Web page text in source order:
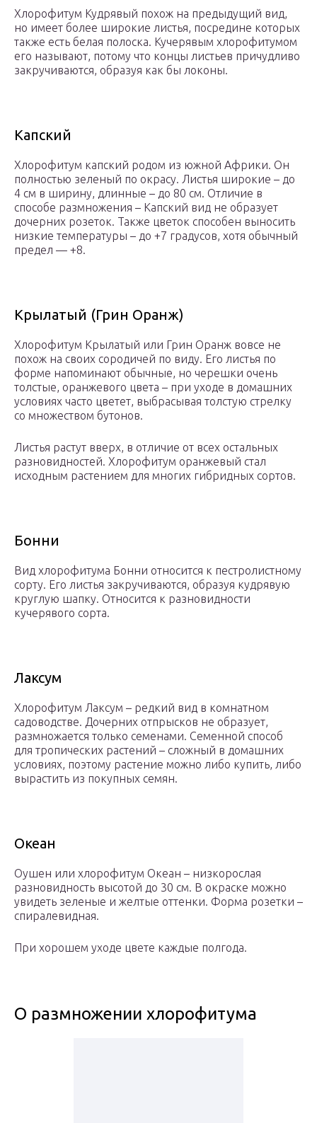
Хлорофитум Кудрявый похож на предыдущий вид,
но имеет более широкие листья, посредине которых
также есть белая полоска. Кучерявым хлорофитумом
его называют, потому что концы листьев причудливо
закручиваются, образуя как бы локоны.
Капский
Хлорофитум капский родом из южной Африки. Он
полностью зеленый по окрасу. Листья широкие – до
4 см в ширину, длинные – до 80 см. Отличие в
способе размножения – Капский вид не образует
дочерних розеток. Также цветок способен выносить
низкие температуры – до +7 градусов, хотя обычный
предел — +8.
Крылатый (Грин Оранж)
Хлорофитум Крылатый или Грин Оранж вовсе не
похож на своих сородичей по виду. Его листья по
форме напоминают обычные, но черешки очень
толстые, оранжевого цвета – при уходе в домашних
условиях часто цветет, выбрасывая толстую стрелку
со множеством бутонов.
Листья растут вверх, в отличие от всех остальных
разновидностей. Хлорофитум оранжевый стал
исходным растением для многих гибридных сортов.
Бонни
Вид хлорофитума Бонни относится к пестролистному
сорту. Его листья закручиваются, образуя кудрявую
круглую шапку. Относится к разновидности
кучерявого сорта.
Лаксум
Хлорофитум Лаксум – редкий вид в комнатном
садоводстве. Дочерних отпрысков не образует,
размножается только семенами. Семенной способ
для тропических растений – сложный в домашних
условиях, поэтому растение можно либо купить, либо
вырастить из покупных семян.
Океан
Оушен или хлорофитум Океан – низкорослая
разновидность высотой до 30 см. В окраске можно
увидеть зеленые и желтые оттенки. Форма розетки –
спиралевидная.
При хорошем уходе цвете каждые полгода.
О размножении хлорофитума